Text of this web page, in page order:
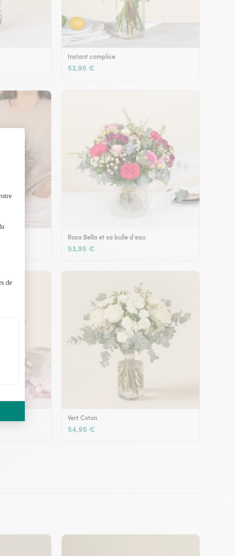
Instant complice
52,95 €
Rosa Bella et sa bulle d'eau
53,95 €
Vert Coton
54,95 €